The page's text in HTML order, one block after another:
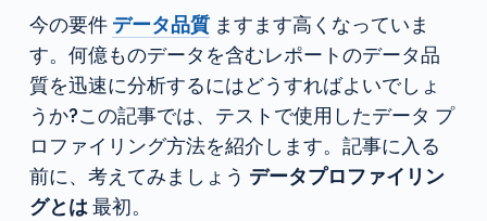
今の要件 データ品質ますます高くなっていま
す。何億ものデータを含むレポートのデータ品
質を迅速に分析するにはどうすればよいでしょ
うか?この記事では、テストで使用したデータ プ
ロファイリング方法を紹介します。記事に入る
前に、考えてみましょう データプロファイリン
グとは最初。